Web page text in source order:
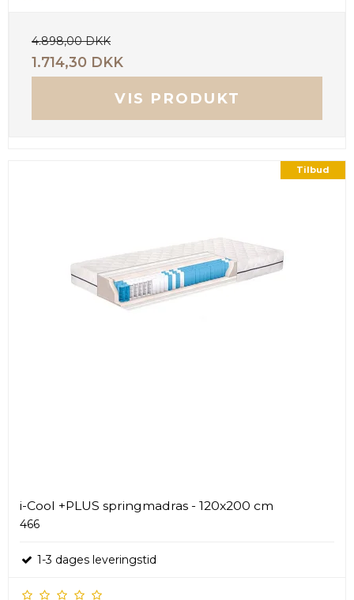
4.898,00 DKK
1.714,30 DKK
VIS PRODUKT
Tilbud
i-Cool +PLUS springmadras - 120x200 cm
466
1-3 dages leveringstid